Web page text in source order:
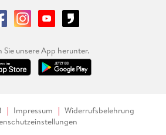
Sie unsere App herunter.
Impressum
Widerrufsbelehrung